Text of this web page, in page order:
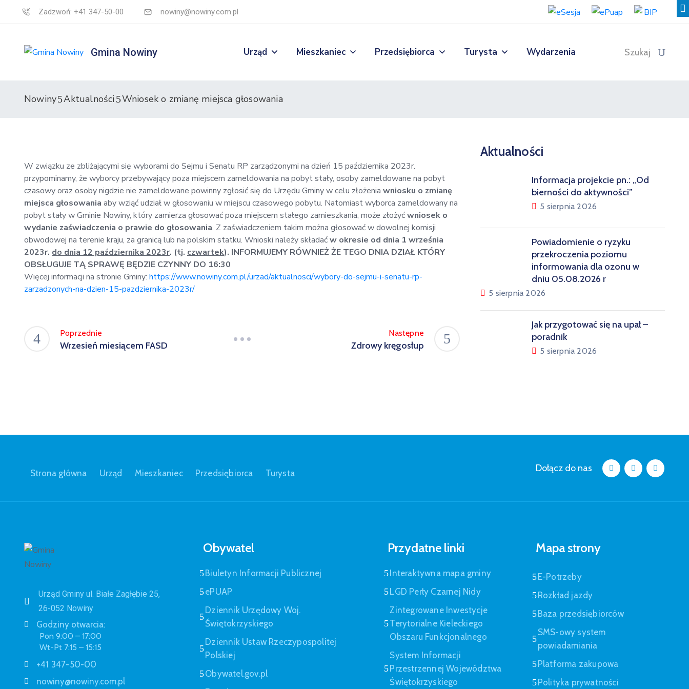
Zadzwoń: +41 347-50-00 nowiny@nowiny.com.pl
Gmina Nowiny Urząd Mieszkaniec Przedsiębiorca Turysta Wydarzenia Szukaj
Nowiny Aktualności Wniosek o zmianę miejsca głosowania
W związku ze zbliżającymi się wyborami do Sejmu i Senatu RP zarządzonymi na dzień 15 października 2023r.
przypominamy, że wyborcy przebywający poza miejscem zameldowania na pobyt stały, osoby zameldowane na pobyt
czasowy oraz osoby nigdzie nie zameldowane powinny zgłosić się do Urzędu Gminy w celu złożenia wniosku o zmianę
miejsca głosowania aby wziąć udział w głosowaniu w miejscu czasowego pobytu. Natomiast wyborca zameldowany na
pobyt stały w Gminie Nowiny, który zamierza głosować poza miejscem stałego zamieszkania, może złożyćwniosek o
wydanie zaświadczenia o prawie do głosowania. Z zaświadczeniem takim można głosować w dowolnej komisji
obwodowej na terenie kraju, za granicą lub na polskim statku. Wnioski należy składaćw okresie od dnia 1 września
2023r. do dnia 12 października 2023r. (tj. czwartek). INFORMUJEMY RÓWNIEŻ ŻE TEGO DNIA DZIAŁ KTÓRY
OBSŁUGUJE TĄ SPRAWĘ BĘDZIE CZYNNY DO 16:30
Więcej informacji na stronie Gminy: https://www.nowiny.com.pl/urzad/aktualnosci/wybory-do-sejmu-i-senatu-rp-
zarzadzonych-na-dzien-15-pazdziernika-2023r/
Poprzednie
Wrzesień miesiącem FASD
Następne
Zdrowy kręgosłup
Aktualności
Informacja projekcie pn.: „Od
bierności do aktywności”
5 sierpnia 2026
Powiadomienie o ryzyku
przekroczenia poziomu
informowania dla ozonu w
dniu 05.08.2026 r
5 sierpnia 2026
Jak przygotować się na upał –
poradnik
5 sierpnia 2026
Strona główna Urząd Mieszkaniec Przedsiębiorca Turysta Dołącz do nas
Urząd Gminy ul. Białe Zagłębie 25,
26-052 Nowiny
Godziny otwarcia:
Pon 9:00 – 17:00
Wt-Pt 7:15 – 15:15
+41 347-50-00
nowiny@nowiny.com.pl
Obywatel
Biuletyn Informacji Publicznej
ePUAP
Dziennik Urzędowy Woj.
Świętokrzyskiego
Dziennik Ustaw Rzeczypospolitej
Polskiej
Obywatel.gov.pl
Przydatne linki
Interaktywna mapa gminy
LGD Perły Czarnej Nidy
Zintegrowane Inwestycje
Terytorialne Kieleckiego
Obszaru Funkcjonalnego
System Informacji
Przestrzennej Województwa
Świętokrzyskiego
Mapa strony
E-Potrzeby
Rozkład jazdy
Baza przedsiębiorców
SMS-owy system
powiadamiania
Platforma zakupowa
Polityka prywatności